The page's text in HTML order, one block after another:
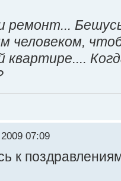
ремонт...
человеком,
квартире....
07:09
к